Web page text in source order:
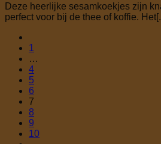
Deze heerlijke sesamkoekjes zijn
perfect voor bij de thee of koffie.
1
…
4
5
6
7
8
9
10